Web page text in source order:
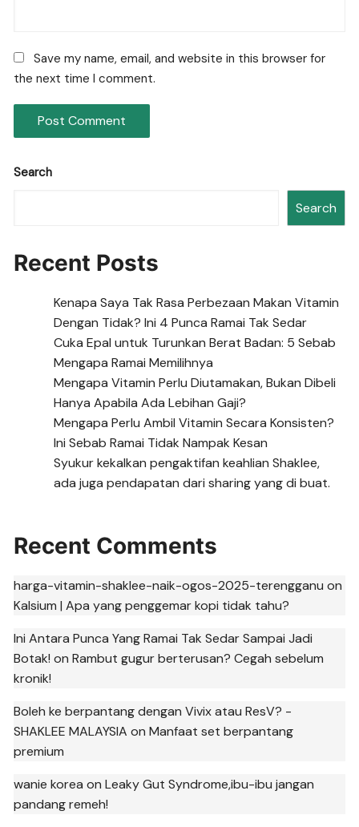
Save my name, email, and website in this browser for
the next time I comment.
Search
Search
Recent Posts
Kenapa Saya Tak Rasa Perbezaan Makan Vitamin
Dengan Tidak? Ini 4 Punca Ramai Tak Sedar
Cuka Epal untuk Turunkan Berat Badan: 5 Sebab
Mengapa Ramai Memilihnya
Mengapa Vitamin Perlu Diutamakan, Bukan Dibeli
Hanya Apabila Ada Lebihan Gaji?
Mengapa Perlu Ambil Vitamin Secara Konsisten?
Ini Sebab Ramai Tidak Nampak Kesan
Syukur kekalkan pengaktifan keahlian Shaklee,
ada juga pendapatan dari sharing yang di buat.
Recent Comments
harga-vitamin-shaklee-naik-ogos-2025-terengganu on
Kalsium | Apa yang penggemar kopi tidak tahu?
Ini Antara Punca Yang Ramai Tak Sedar Sampai Jadi
Botak! onRambut gugur berterusan? Cegah sebelum
kronik!
Boleh ke berpantang dengan Vivix atau ResV? -
SHAKLEE MALAYSIA onManfaat set berpantang
premium
wanie korea onLeaky Gut Syndrome,ibu-ibu jangan
pandang remeh!